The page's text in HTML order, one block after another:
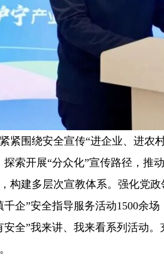
紧围绕安全宣传“进企业、进农
索开展“分众化”宣传路径，推
构建多层次宣教体系。强化党
千企”安全指导服务活动1500余
安全”我来讲、我来看系列活动